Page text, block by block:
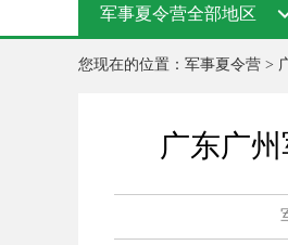
军事夏令营全部地区
您现在的位置： 军事夏令营 >
广东广